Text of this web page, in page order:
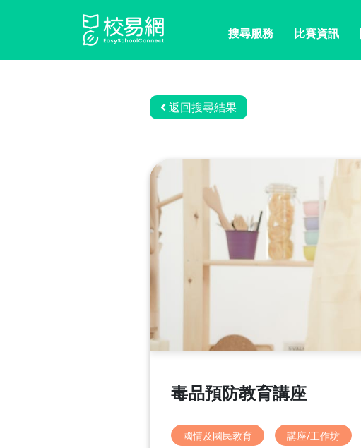
搜尋服務 比賽資訊
返回搜尋結果
毒品預防教育講座
國情及國民教育 講座/工作坊